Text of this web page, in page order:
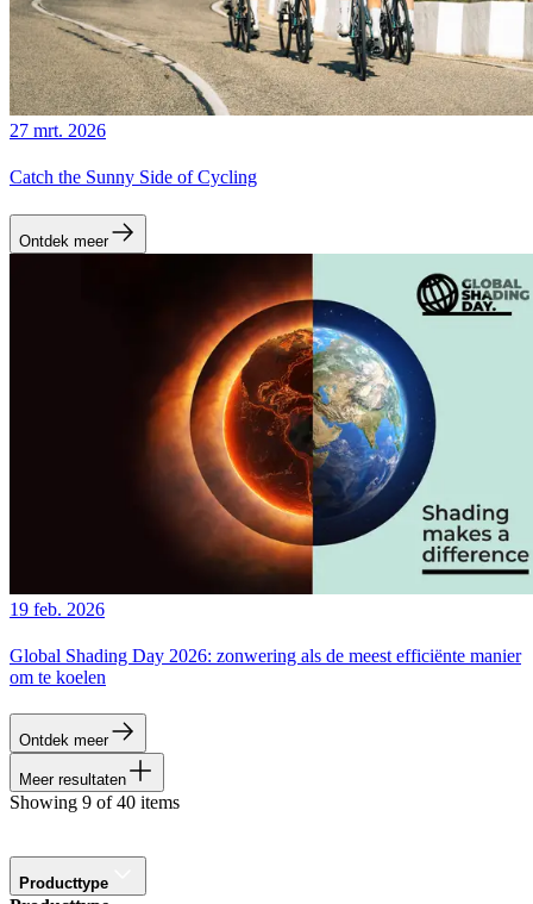
27 mrt. 2026
Catch the Sunny Side of Cycling
Ontdek meer
19 feb. 2026
Global Shading Day 2026: zonwering als de meest efficiënte manier
om te koelen
Ontdek meer
Meer resultaten
Showing 9 of 40 items
Producttype